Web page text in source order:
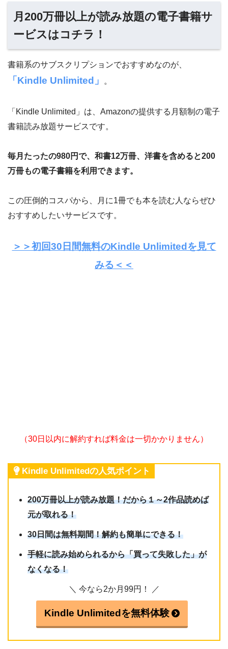
月200万冊以上が読み放題の電子書籍サ
ービスはコチラ！
書籍系のサブスクリプションでおすすめなのが、
「Kindle Unlimited」 。
「Kindle Unlimited」は、Amazonの提供する月額制の電子
書籍読み放題サービスです。
毎月たったの980円で、和書12万冊、洋書を含めると200
万冊もの電子書籍を利用できます。
この圧倒的コスパから、月に1冊でも本を読む人ならぜひ
おすすめしたいサービスです。
＞＞初回30日間無料のKindle Unlimitedを見て
みる＜＜
（30日以内に解約すれば料金は一切かかりません）
Kindle Unlimitedの人気ポイント
200万冊以上が読み放題！だから１～2作品読めば
元が取れる！
30日間は無料期間！解約も簡単にできる！
手軽に読み始められるから「買って失敗した」が
なくなる！
＼ 今なら2か月99円！ ／
Kindle Unlimitedを無料体験